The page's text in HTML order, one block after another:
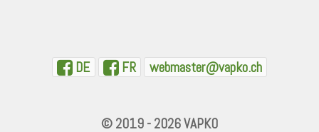
DE FR webmaster@vapko.ch
© 2019 - 2026 VAPKO